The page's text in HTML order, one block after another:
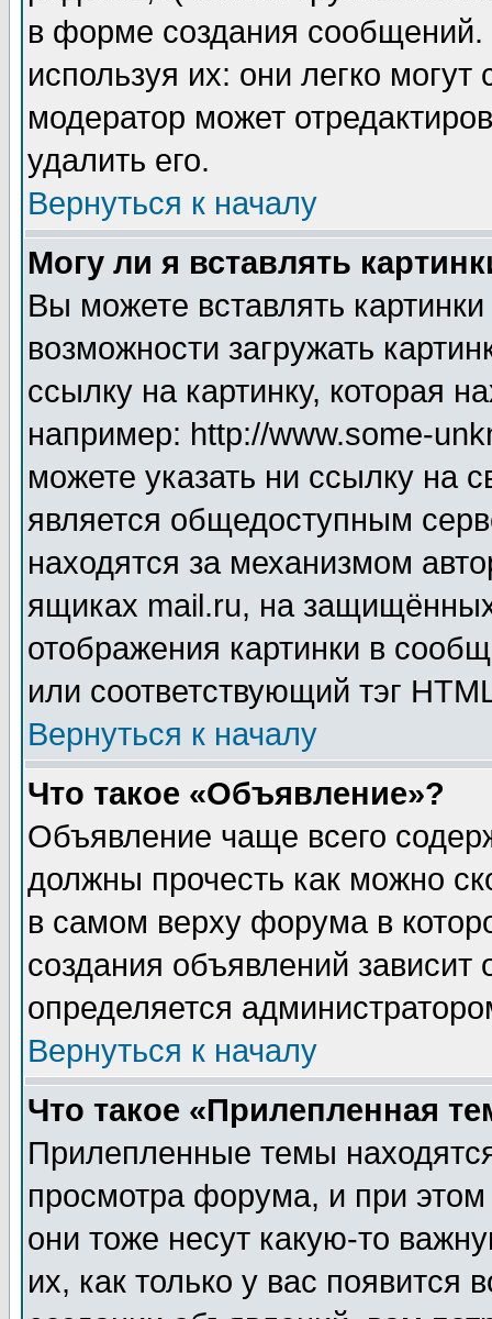
в форме создания сообщений.
используя их: они легко
модератор может
удалить его.
Вернуться к началу
Могу ли я вставлять
Вы можете вставлять
возможности загружать
ссылку на картинку, которая
например: http://www.some-
можете указать ни ссылку на
является общедоступным
находятся за механизмом
ящиках mail.ru, на
отображения картинки в
или соответствующий тэг
Вернуться к началу
Что такое «Объявление»?
Объявление чаще всего
должны прочесть как можно
в самом верху форума в
создания объявлений зависит
определяется
Вернуться к началу
Что такое «Прилепленная
Прилепленные темы
просмотра форума, и при
они тоже несут какую-то
их, как только у вас появится